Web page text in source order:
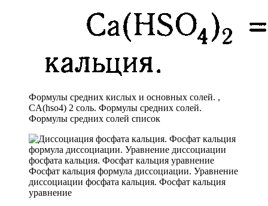
Формулы средних кислых и основных солей. ,
CA(hso4) 2 соль. Формулы средних солей.
Формулы средних солей список
Фосфат кальция формула диссоциации. Уравнение
диссоциации фосфата кальция. Фосфат кальция
уравнение